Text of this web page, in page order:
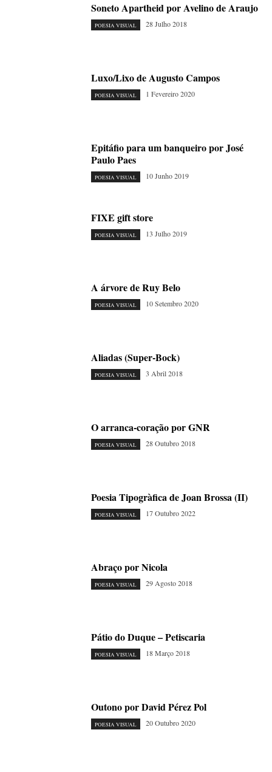
Soneto Apartheid por Avelino de Araujo
POESIA VISUAL 28 Julho 2018
Luxo/Lixo de Augusto Campos
POESIA VISUAL 1 Fevereiro 2020
Epitáfio para um banqueiro por José
Paulo Paes
POESIA VISUAL 10 Junho 2019
FIXE gift store
POESIA VISUAL 13 Julho 2019
A árvore de Ruy Belo
POESIA VISUAL 10 Setembro 2020
Aliadas (Super-Bock)
POESIA VISUAL 3 Abril 2018
O arranca-coração por GNR
POESIA VISUAL 28 Outubro 2018
Poesia Tipogràfica de Joan Brossa (II)
POESIA VISUAL 17 Outubro 2022
Abraço por Nicola
POESIA VISUAL 29 Agosto 2018
Pátio do Duque – Petiscaria
POESIA VISUAL 18 Março 2018
Outono por David Pérez Pol
POESIA VISUAL 20 Outubro 2020